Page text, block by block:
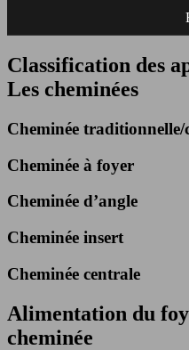
Classification des
Les cheminées
Cheminée traditionnelle/
Cheminée à foyer
Cheminée d’angle
Cheminée insert
Cheminée centrale
Alimentation du
cheminée